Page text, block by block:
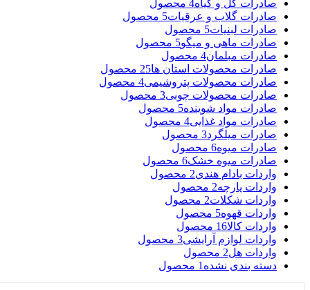
صادرات گل و گیاه4 محصول
صادرات گلاب و عرقیات5 محصول
صادرات لبنیات5 محصول
صادرات ماهی و میگو5 محصول
صادرات مبلمان4 محصول
صادرات محصولات استان ها25 محصول
صادرات محصولات پتروشیمی4 محصول
صادرات محصولات چوبی3 محصول
صادرات مواد شوینده5 محصول
صادرات مواد غذایی4 محصول
صادرات میلگرد3 محصول
صادرات میوه6 محصول
صادرات میوه خشک6 محصول
واردات بادام هندی2 محصول
واردات پارچه2 محصول
واردات شکلات2 محصول
واردات قهوه5 محصول
واردات کالا16 محصول
واردات لوازم آرایشی3 محصول
واردات هل2 محصول
دسته بندی نشده 1 محصول